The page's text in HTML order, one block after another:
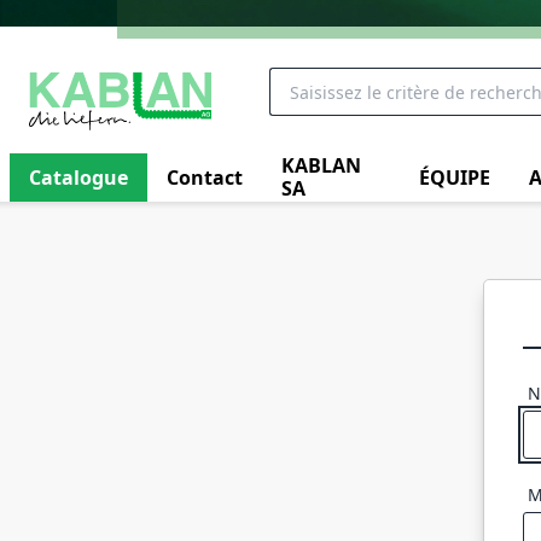
Catalogue Contact
KABLAN
SA
ÉQUIPE